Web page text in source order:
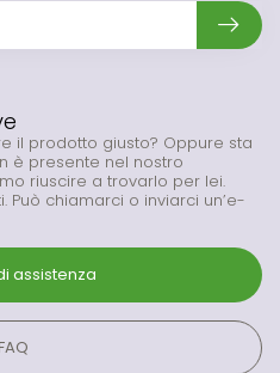
il prodotto giusto? Oppure sta
è presente nel nostro
riuscire a trovarlo per lei.
Può chiamarci o inviarci un’e-
assistenza